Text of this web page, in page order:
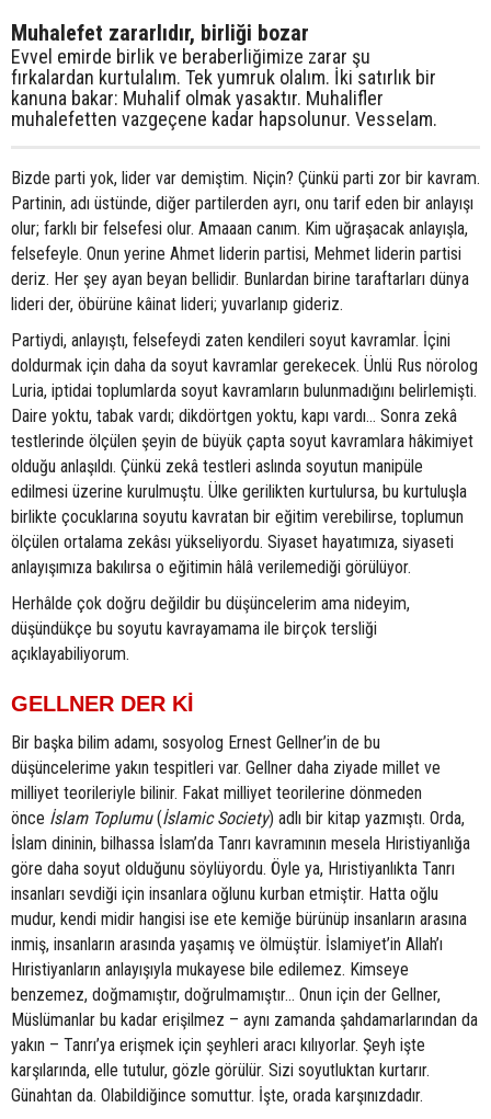
Muhalefet zararlıdır, birliği bozar
Evvel emirde birlik ve beraberliğimize zarar şu
fırkalardan kurtulalım. Tek yumruk olalım. İki satırlık bir
kanuna bakar: Muhalif olmak yasaktır. Muhalifler
muhalefetten vazgeçene kadar hapsolunur. Vesselam.
Bizde parti yok, lider var demiştim. Niçin? Çünkü parti zor bir kavram.
Partinin, adı üstünde, diğer partilerden ayrı, onu tarif eden bir anlayışı
olur; farklı bir felsefesi olur. Amaaan canım. Kim uğraşacak anlayışla,
felsefeyle. Onun yerine Ahmet liderin partisi, Mehmet liderin partisi
deriz. Her şey ayan beyan bellidir. Bunlardan birine taraftarları dünya
lideri der, öbürüne kâinat lideri; yuvarlanıp gideriz.
Partiydi, anlayıştı, felsefeydi zaten kendileri soyut kavramlar. İçini
doldurmak için daha da soyut kavramlar gerekecek. Ünlü Rus nörolog
Luria, iptidai toplumlarda soyut kavramların bulunmadığını belirlemişti.
Daire yoktu, tabak vardı; dikdörtgen yoktu, kapı vardı… Sonra zekâ
testlerinde ölçülen şeyin de büyük çapta soyut kavramlara hâkimiyet
olduğu anlaşıldı. Çünkü zekâ testleri aslında soyutun manipüle
edilmesi üzerine kurulmuştu. Ülke gerilikten kurtulursa, bu kurtuluşla
birlikte çocuklarına soyutu kavratan bir eğitim verebilirse, toplumun
ölçülen ortalama zekâsı yükseliyordu. Siyaset hayatımıza, siyaseti
anlayışımıza bakılırsa o eğitimin hâlâ verilemediği görülüyor.
Herhâlde çok doğru değildir bu düşüncelerim ama nideyim,
düşündükçe bu soyutu kavrayamama ile birçok tersliği
açıklayabiliyorum.
GELLNER DER Kİ
Bir başka bilim adamı, sosyolog Ernest Gellner’in de bu
düşüncelerime yakın tespitleri var. Gellner daha ziyade millet ve
milliyet teorileriyle bilinir. Fakat milliyet teorilerine dönmeden
önce İslam Toplumu(İslamic Society) adlı bir kitap yazmıştı. Orda,
İslam dininin, bilhassa İslam’da Tanrı kavramının mesela Hıristiyanlığa
göre daha soyut olduğunu söylüyordu. Öyle ya, Hıristiyanlıkta Tanrı
insanları sevdiği için insanlara oğlunu kurban etmiştir. Hatta oğlu
mudur, kendi midir hangisi ise ete kemiğe bürünüp insanların arasına
inmiş, insanların arasında yaşamış ve ölmüştür. İslamiyet’in Allah’ı
Hıristiyanların anlayışıyla mukayese bile edilemez. Kimseye
benzemez, doğmamıştır, doğrulmamıştır… Onun için der Gellner,
Müslümanlar bu kadar erişilmez – aynı zamanda şahdamarlarından da
yakın – Tanrı’ya erişmek için şeyhleri aracı kılıyorlar. Şeyh işte
karşılarında, elle tutulur, gözle görülür. Sizi soyutluktan kurtarır.
Günahtan da. Olabildiğince somuttur. İşte, orada karşınızdadır.